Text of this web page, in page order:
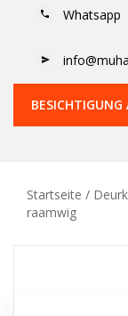
Whatsapp
BESICHTIGUNG
Startseite /
raamwig